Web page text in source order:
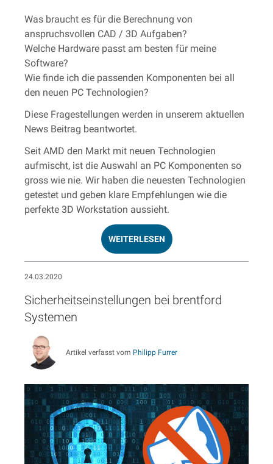
Was braucht es für die Berechnung von
anspruchsvollen CAD / 3D Aufgaben?
Welche Hardware passt am besten für meine
Software?
Wie finde ich die passenden Komponenten bei all
den neuen PC Technologien?
Diese Fragestellungen werden in unserem aktuellen
News Beitrag beantwortet.
Seit AMD den Markt mit neuen Technologien
aufmischt, ist die Auswahl an PC Komponenten so
gross wie nie. Wir haben die neuesten Technologien
getestet und geben klare Empfehlungen wie die
perfekte 3D Workstation aussieht.
WEITERLESEN
24.03.2020
Sicherheitseinstellungen bei brentford
Systemen
Artikel verfasst vom Philipp Furrer